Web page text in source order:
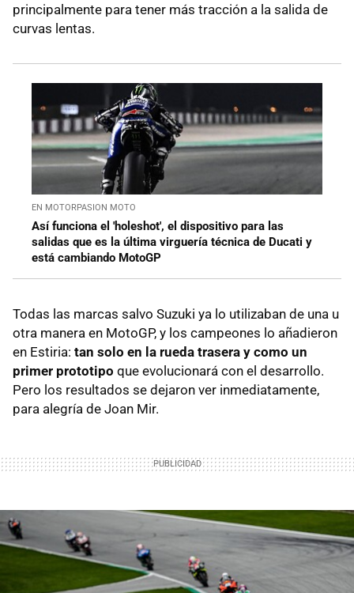
principalmente para tener más tracción a la salida de
curvas lentas.
EN MOTORPASION MOTO
Así funciona el 'holeshot', el dispositivo para las
salidas que es la última virguería técnica de Ducati y
está cambiando MotoGP
Todas las marcas salvo Suzuki ya lo utilizaban de una u
otra manera en MotoGP, y los campeones lo añadieron
en Estiria: tan solo en la rueda trasera y como un
primer prototipo que evolucionará con el desarrollo.
Pero los resultados se dejaron ver inmediatamente,
para alegría de Joan Mir.